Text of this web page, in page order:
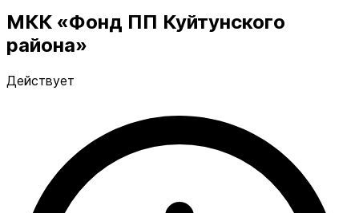
МКК «Фонд ПП Куйтунского
района»
Действует